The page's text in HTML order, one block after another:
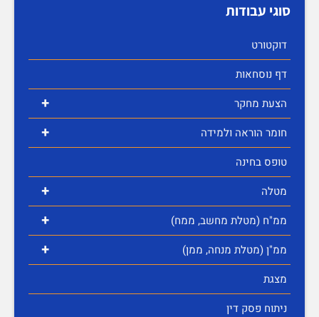
סוגי עבודות
דוקטורט
דף נוסחאות
+ הצעת מחקר
+
חומר הוראה ולמידה
טופס בחינה
+ מטלה
+ ממ"ח (מטלת מחשב, ממח)
+
ממ"ן (מטלת מנחה, ממן)
מצגת
ניתוח פסק דין